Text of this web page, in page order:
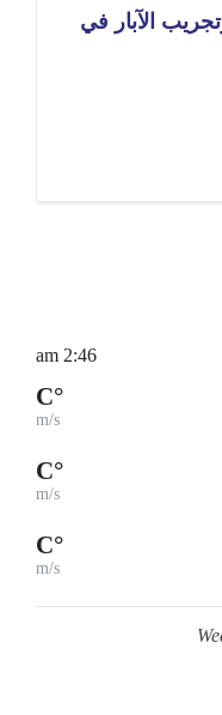
الآبار في
2:46 am
°C
m/s
°C
m/s
°C
m/s